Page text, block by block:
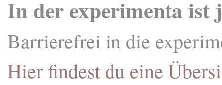
In der experimenta
Barrierefrei in die
Hier findest du eine